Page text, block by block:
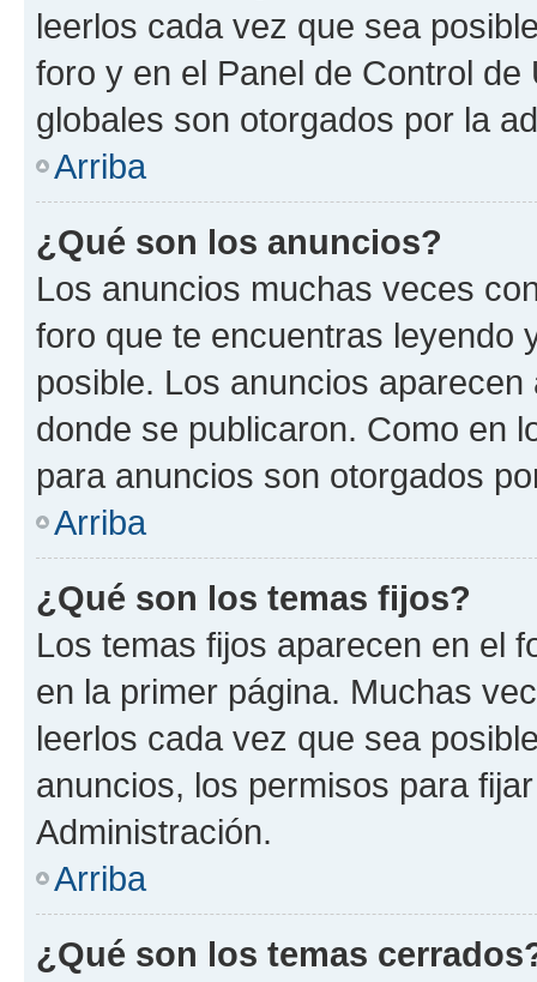
leerlos cada vez que sea
foro y en el Panel de Control
globales son otorgados por la
Arriba
¿Qué son los anuncios?
Los anuncios muchas veces
foro que te encuentras leyendo
posible. Los anuncios
donde se publicaron. Como en
para anuncios son otorgados
Arriba
¿Qué son los temas fijos?
Los temas fijos aparecen en el
en la primer página. Muchas
leerlos cada vez que sea
anuncios, los permisos para
Administración.
Arriba
¿Qué son los temas